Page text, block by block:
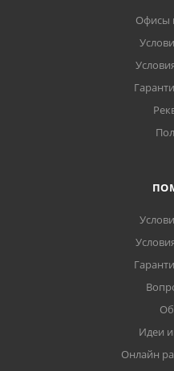
Офисы
Идеи
Онлайн